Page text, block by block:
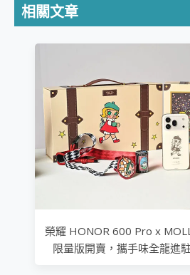
相關文章
榮耀 HONOR 600 Pro x
限量版開賣，攜手味全龍進